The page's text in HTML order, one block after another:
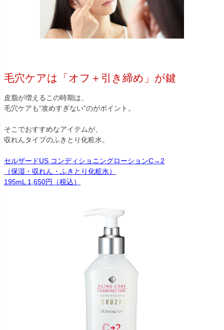
毛穴ケアは「オフ＋引き締め」が鍵
皮脂が増えるこの時期は、
毛穴ケアも“攻めすぎない”のがポイント。
そこでおすすめなアイテムが、
収れんタイプのふきとり化粧水。
セルザードUS コンディショニングローションC→2
（保湿・収れん・ふきとり化粧水）
195mL 1,650円（税込）